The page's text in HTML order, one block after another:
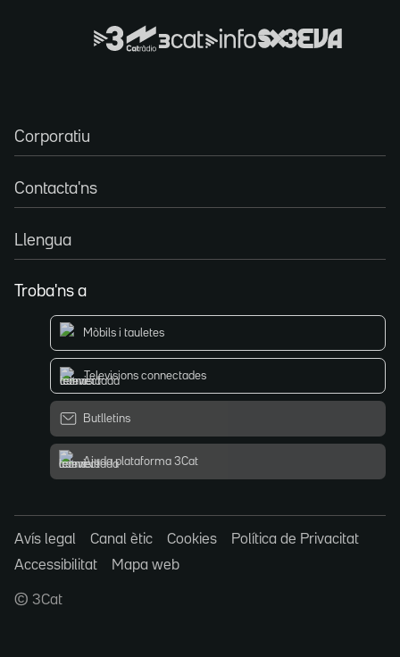
Corporatiu
Contacta'ns
Llengua
Troba'ns a
Mòbils i tauletes
Televisions connectades
Butlletins
Ajuda plataforma 3Cat
Avís legal Canal ètic Cookies
Política de Privacitat
Accessibilitat
Mapa web
© 3Cat